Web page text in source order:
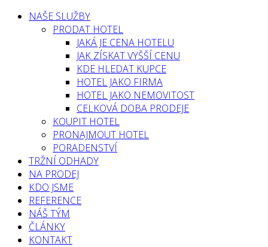
NAŠE SLUŽBY
PRODAT HOTEL
JAKÁ JE CENA HOTELU
JAK ZÍSKAT VYŠŠÍ CENU
KDE HLEDAT KUPCE
HOTEL JAKO FIRMA
HOTEL JAKO NEMOVITOST
CELKOVÁ DOBA PRODEJE
KOUPIT HOTEL
PRONAJMOUT HOTEL
PORADENSTVÍ
TRŽNÍ ODHADY
NA PRODEJ
KDO JSME
REFERENCE
NÁŠ TÝM
ČLÁNKY
KONTAKT